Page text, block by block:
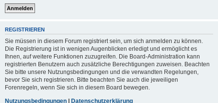
REGISTRIEREN
Sie müssen in diesem Forum registriert sein, um sich anmelden zu können.
Die Registrierung ist in wenigen Augenblicken erledigt und ermöglicht es
Ihnen, auf weitere Funktionen zuzugreifen. Die Board-Administration kann
registrierten Benutzern auch zusätzliche Berechtigungen zuweisen. Beachten
Sie bitte unsere Nutzungsbedingungen und die verwandten Regelungen,
bevor Sie sich registrieren. Bitte beachten Sie auch die jeweiligen
Forenregeln, wenn Sie sich in diesem Board bewegen.
Nutzungsbedingungen | Datenschutzerklärung